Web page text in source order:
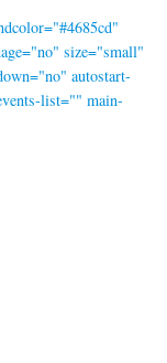
size="small"
autostart-
list="" main-